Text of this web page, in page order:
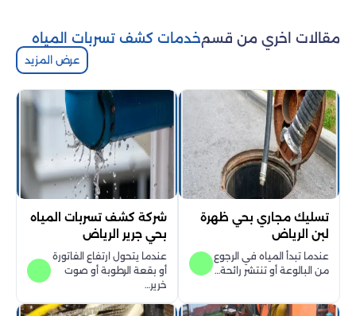
مقالات اخري من قسمخدمات كشف تسربات المياه
عرض المزيد
تسليك مجاري بحي ظهرة
لبن الرياض
عندما تبدأ المياه في الرجوع
من البالوعة أو تنتشر رائحة…
شركة كشف تسربات المياه
بحي جرير الرياض
عندما يتحول ارتفاع الفاتورة
أو بقعة الرطوبة أو صوت
خرير…